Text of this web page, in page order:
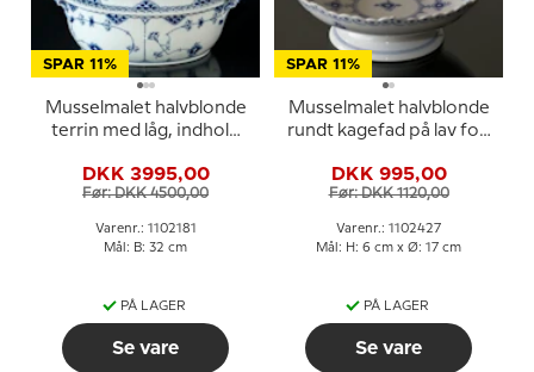
SPAR 11%
Musselmalet halvblonde
terrin med låg, indhold
Copenhagen
DKK 3995,00
Før: DKK 4500,00
Varenr.: 1102181
Mål: B: 32 cm
PÅ LAGER
Se vare
SPAR 11%
Musselmalet halvblonde
rundt kagefad på lav fod
Copenhagen
DKK 995,00
Før: DKK 1120,00
Varenr.: 1102427
Mål: H: 6 cm x Ø: 17 cm
PÅ LAGER
Se vare